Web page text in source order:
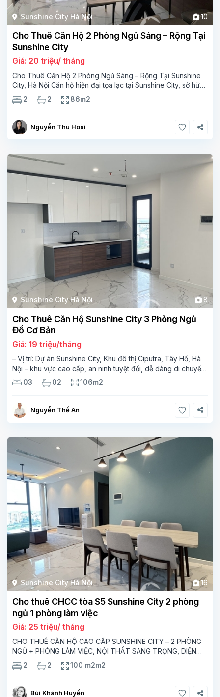
Sunshine City Hà Nội 10
Cho Thuê Căn Hộ 2 Phòng Ngủ Sáng – Rộng Tại
Sunshine City
Giá: 20 triệu/ tháng
Cho Thuê Căn Hộ 2 Phòng Ngủ Sáng – Rộng Tại Sunshine
City, Hà Nội Căn hộ hiện đại tọa lạc tại Sunshine City, sở hữu
diện tích 86m² cùng thiết kế tối ưu mang lại không gian sống
thoải mái
2 2 86m2
Nguyễn Thu Hoài
Sunshine City Hà Nội 8
Cho Thuê Căn Hộ Sunshine City 3 Phòng Ngủ
Đồ Cơ Bản
Giá: 19 triệu/tháng
– Vị trí: Dự án Sunshine City, Khu đô thị Ciputra, Tây Hồ, Hà
Nội – khu vực cao cấp, an ninh tuyệt đối, dễ dàng di chuyển
đến trung tâm thành phố và sân bay Nội Bài.
03 02 106m2
Nguyễn Thế An
Sunshine City Hà Nội 16
Cho thuê CHCC tòa S5 Sunshine City 2 phòng
ngủ 1 phòng làm việc
Giá: 25 triệu/ tháng
CHO THUÊ CĂN HỘ CAO CẤP SUNSHINE CITY – 2 PHÒNG
NGỦ + PHÒNG LÀM VIỆC, NỘI THẤT SANG TRỌNG, DIỆN
TÍCH 100M² Bạn đang tìm một không gian sống hiện đại, tiện
nghi và đẳng cấp tại Hà Nội? Căn
2 2 100 m2m2
Bùi Khánh Huyền